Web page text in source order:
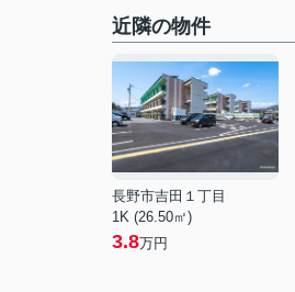
近隣の物件
長野市吉田１丁目
1K (26.50㎡)
3.8万円